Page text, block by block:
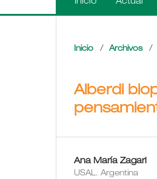
Inicio Actual
Inicio / Archivos /
Alberdi
Ana María Zagari
USAL. Argentina